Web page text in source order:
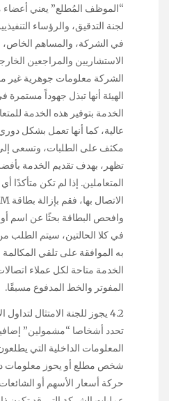
“الموظف المُطلع” يعني أعضاء
لجنة التدقيق، والرؤساء
في الشركة، والمساهم
الاستشاريين والمراجعين
الشركة معلومات جوهرية غير
الهيئة أنها تبذل جهوداً مستمرة
الخدمة بتوفير هذه الخدمة
عالية، كما أنها تعمل بشكل
مكثف على الطلبات، وتسعى
تظهر، بهدف تقديم الخدمة
المتعاملين. إذا لم تكن متأكدًا
وافحص البطاقة بحثًا عن اسم
في كلا الحالتين، سيتم الطلب
به الموافقة على تلقي
الخدمة متاحة لكل عملاء
المفوتر والخط المدفوع مسبقًا.
4.2 يجوز للجنة الامتثال
تحدد أشخاصا “مشمولين”
شخص مطلع أو يحوز معلومات
حركة أسعار الأسهم أو